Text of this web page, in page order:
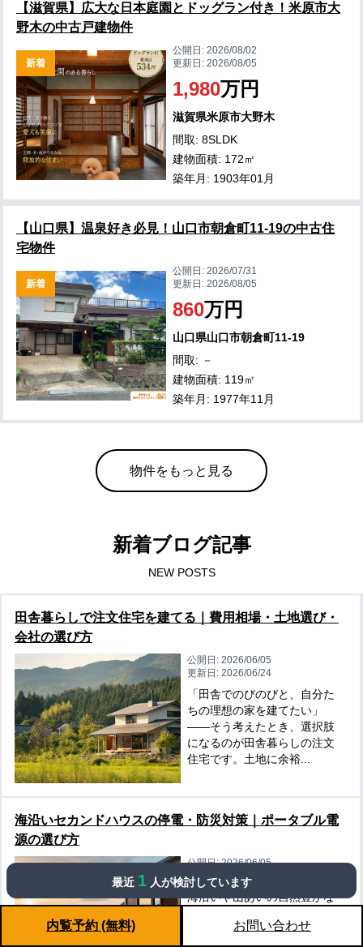
【滋賀県】広大な日本庭園とドッグラン付き！米原市大
野木の中古戸建物件
新着
公開日:2026/08/02
更新日:2026/08/05
1,980万円
滋賀県米原市大野木
間取: 8SLDK
建物面積: 172㎡
築年月: 1903年01月
【山口県】温泉好き必見！山口市朝倉町11-19の中古住
宅物件
新着
公開日:2026/07/31
更新日:2026/08/05
860万円
山口県山口市朝倉町11-19
間取: －
建物面積: 119㎡
築年月: 1977年11月
物件をもっと見る
新着ブログ記事
NEW POSTS
田舎暮らしで注文住宅を建てる｜費用相場・土地選び・
会社の選び方
公開日: 2026/06/05
更新日: 2026/06/24
「田舎でのびのびと、自分た
ちの理想の家を建てたい」
——そう考えたとき、選択肢
になるのが田舎暮らしの注文
住宅です。土地に余裕...
海沿いセカンドハウスの停電・防災対策｜ポータブル電
源の選び方
公開日:2026/06/05
更新日:
2026/06/06
海沿いや山あいの自然豊かな
スの魅力そのもの。けれどそ
最近 1 人が検討しています
内覧予約 (無料) お問い合わせ